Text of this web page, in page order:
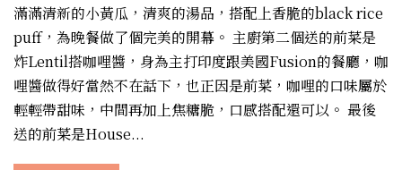
滿滿清新的小黃瓜，清爽的湯品，搭配上香脆的black rice
puff，為晚餐做了個完美的開幕。 主廚第二個送的前菜是
炸Lentil搭咖哩醬，身為主打印度跟美國Fusion的餐廳，咖
哩醬做得好當然不在話下，也正因是前菜，咖哩的口味屬於
輕輕帶甜味，中間再加上焦糖脆，口感搭配還可以。 最後
送的前菜是House...